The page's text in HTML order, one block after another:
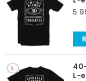
beszerzése után
ünnepelt hálás
5
L-